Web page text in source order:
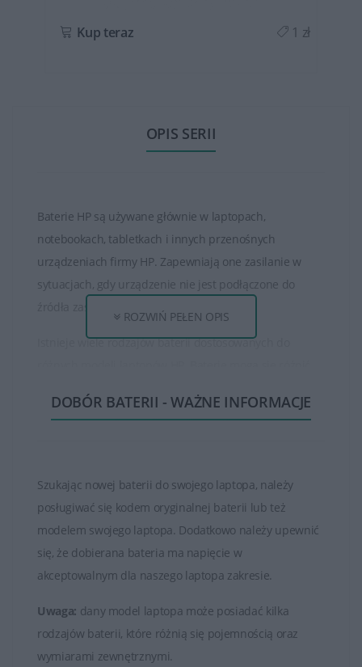
Kup teraz 1 zł
OPIS SERII
Baterie HP są używane głównie w laptopach,
notebookach, tabletkach i innych przenośnych
urządzeniach firmy HP. Zapewniają one zasilanie w
sytuacjach, gdy urządzenie nie jest podłączone do
źródła zasilania zewnętrznego.
Istnieje wiele rodzajów baterii dostosowanych do
pracy na baterii.
użytkowania. Większość baterii ma określony czas pracy
na baterii podczas korzystania z urządzenia bez
podłączenia do zasilania.
Baterie HP, podobnie jak każda bateria litowo-jonowa,
Po pewnej liczbie cykli użytkowania bateria może
zacząć tracić pojemność, co prowadzi do skrócenia
czasu działania na baterii.
ROZWIŃ PEŁEN OPIS
DOBÓR BATERII - WAŻNE INFORMACJE
Szukając nowej baterii do swojego laptopa, należy
posługiwać się kodem oryginalnej baterii lub też
modelem swojego laptopa. Dodatkowo należy upewnić
się, że dobierana bateria ma napięcie w
akceptowalnym dla naszego laptopa zakresie.
Uwaga: dany model laptopa może posiadać kilka
rodzajów baterii, które różnią się pojemnością oraz
wymiarami zewnętrznymi.